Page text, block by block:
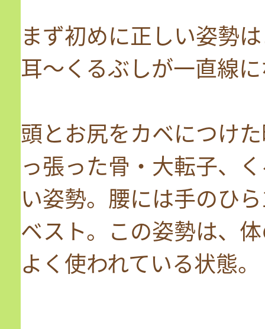
まず初めに正しい姿勢
耳～くるぶしが一直線
頭とお尻をカベにつけ
っ張った骨・大転子、
い姿勢。腰には手のひ
ベスト。この姿勢は、
よく使われている状態。